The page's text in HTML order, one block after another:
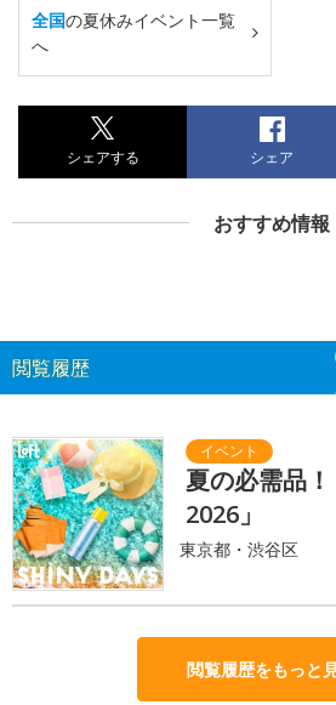
全国の夏休みイベント一覧
へ
シェアする シェア
おすすめ情報
閲覧履歴
夏の必需品
2026」
東京都・渋谷区
閲覧履歴をもっと